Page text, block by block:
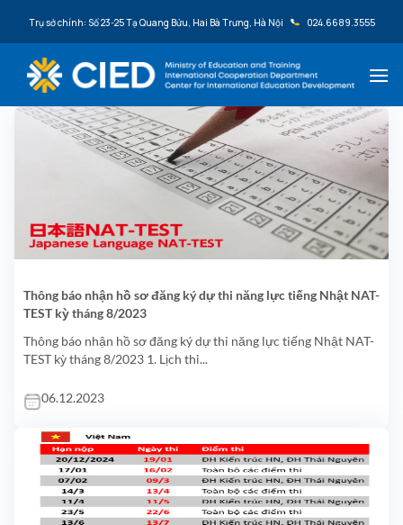
Trụ sở chính: Số 23-25 Tạ Quang Bửu, Hai Bà Trưng, Hà Nội 024.6689.3555
Thông báo nhận hồ sơ đăng ký dự thi năng lực tiếng Nhật NAT-
TEST kỳ tháng 8/2023
Thông báo nhận hồ sơ đăng ký dự thi năng lực tiếng Nhật NAT-
TEST kỳ tháng 8/2023 1. Lịch thi...
06.12.2023